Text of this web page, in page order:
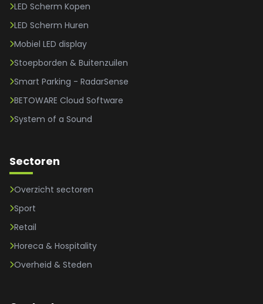
LED Scherm Kopen
LED Scherm Huren
Mobiel LED display
Stoepborden & Buitenzuilen
Smart Parking - RadarSense
BETOWARE Cloud Software
System of a Sound
Sectoren
Overzicht sectoren
Sport
Retail
Horeca & Hospitality
Overheid & Steden